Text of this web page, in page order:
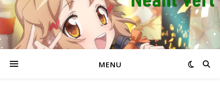
MENU